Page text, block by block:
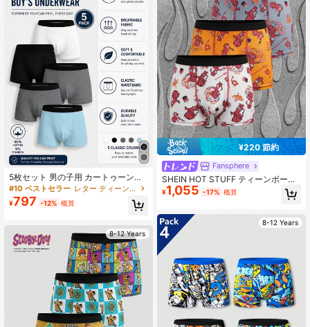
5枚セット 男の子用 カートゥーン柄
クール ブラック&グレー ボクサーブ
リーフ、快適な着心地、オールシー
ズン対応
#10 ベストセラー レター ティーンボーイズトランクス
¥797 -12% 概算
8-12 Years
¥220 節約
Fansphere
SHEIN HOT STUFF ティーンボーイ
用カートゥーンパターンコントラス
トトリムボクサーブリーフ
¥1,055 -17% 概算
8-12 Years